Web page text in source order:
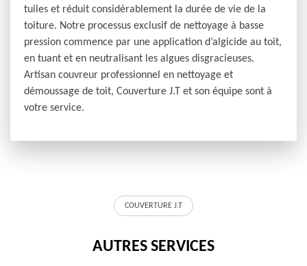
tuiles et réduit considérablement la durée de vie de la
toiture. Notre processus exclusif de nettoyage à basse
pression commence par une application d’algicide au toit,
en tuant et en neutralisant les algues disgracieuses.
Artisan couvreur professionnel en nettoyage et
démoussage de toit, Couverture J.T et son équipe sont à
votre service.
COUVERTURE J.T
AUTRES SERVICES